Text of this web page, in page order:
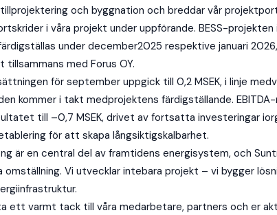
och byggnation och breddar vår
i våra projekt under uppförande. BESS-projekten
under december2025 respektive januari
tillsammans med Forus OY.
för september uppgick till 0,2 MSEK, i linje
kommer i takt medprojektens färdigställande.
till –0,7 MSEK, drivet av fortsatta investeringar
för att skapa långsiktigskalbarhet.
är en central del av framtidens energisystem, och
omställning. Vi utvecklar intebara projekt – vi bygger
ett varmt tack till våra medarbetare, partners och er